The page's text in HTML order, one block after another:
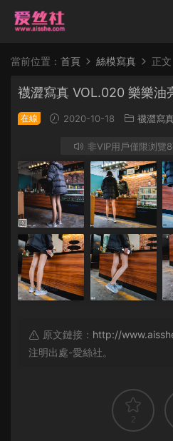
當前位置： 首頁 絲模寫真 正文
襪澀寫真 VOL.020 樂樂油
在線 2020-10-18 襪澀寫
非VIP用戶僅限浏覽
原文鏈接： http://
注明出處-愛絲社。
2